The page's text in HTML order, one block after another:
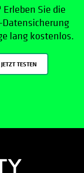
Sie die
lang kostenlos.
JETZT TESTEN
Registerkarte
neuen Registerkarte
neuen
in einer neuen
wird in einer neuen